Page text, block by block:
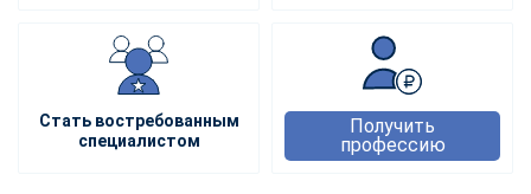
Стать востребованным
специалистом
Получить
профессию